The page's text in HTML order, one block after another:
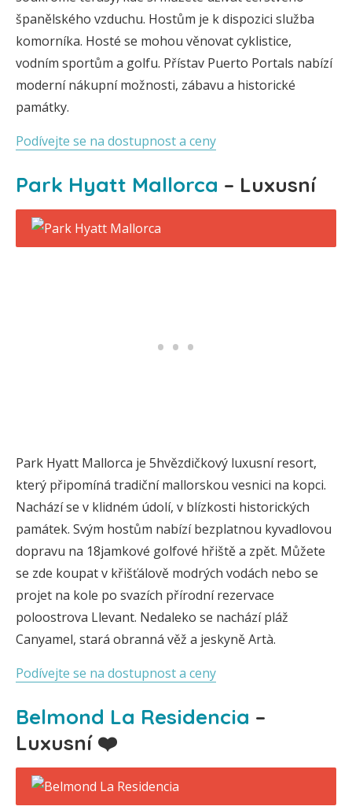
španělského vzduchu. Hostům je k dispozici služba
komorníka. Hosté se mohou věnovat cyklistice,
vodním sportům a golfu. Přístav Puerto Portals nabízí
moderní nákupní možnosti, zábavu a historické
památky.
Podívejte se na dostupnost a ceny
Park Hyatt Mallorca – Luxusní
Park Hyatt Mallorca je 5hvězdičkový luxusní resort,
který připomíná tradiční mallorskou vesnici na kopci.
Nachází se v klidném údolí, v blízkosti historických
památek. Svým hostům nabízí bezplatnou kyvadlovou
dopravu na 18jamkové golfové hřiště a zpět. Můžete
se zde koupat v křišťálově modrých vodách nebo se
projet na kole po svazích přírodní rezervace
poloostrova Llevant. Nedaleko se nachází pláž
Canyamel, stará obranná věž a jeskyně Artà.
Podívejte se na dostupnost a ceny
Belmond La Residencia –
Luxusní ❤️